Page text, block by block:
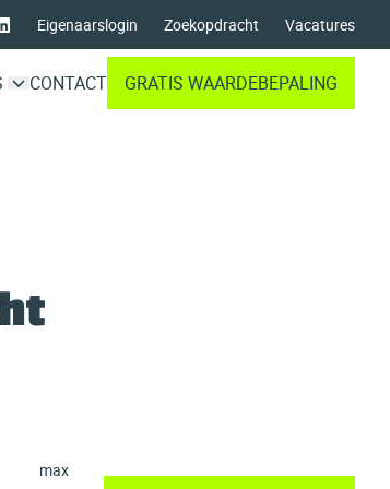
Eigenaarslogin Zoekopdracht Vacatures
CONTACT GRATIS WAARDEBEPALING
max